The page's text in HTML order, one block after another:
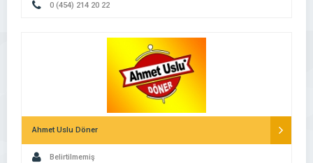
0 (454) 214 20 22
Ahmet Uslu Döner
Belirtilmemiş